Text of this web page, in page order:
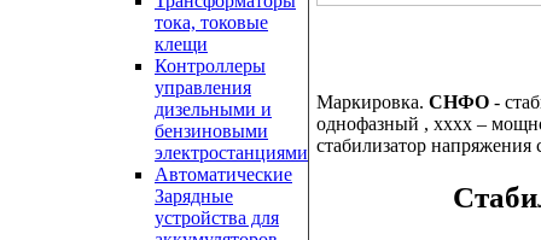
тока, токовые
клещи
Контроллеры
управления
дизельными и
бензиновыми
электростанциями
Автоматические
Зарядные
устройства для
Маркировка. СНФО -
однофазный , xххх –
стабилизатор